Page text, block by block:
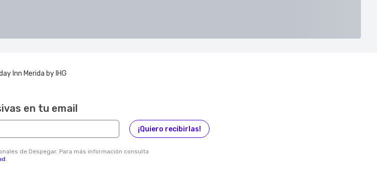
Inn Merida by IHG
en tu email
¡Quiero recibirlas!
de Despegar. Para más información consulta
.